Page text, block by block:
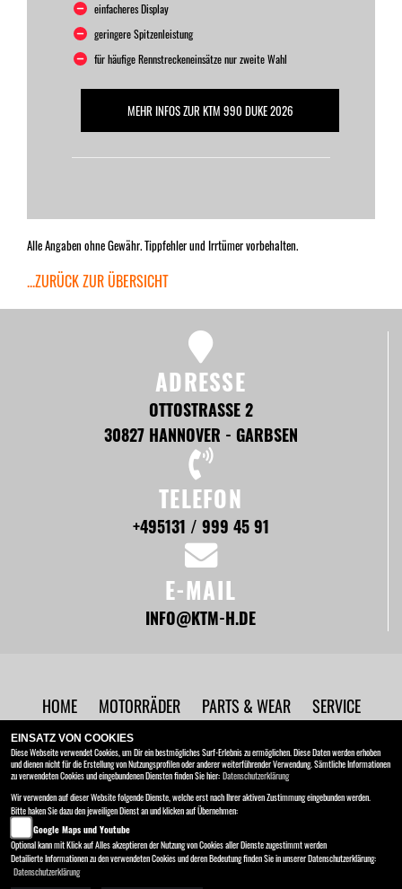
einfacheres Display
geringere Spitzenleistung
für häufige Rennstreckeneinsätze nur zweite Wahl
MEHR INFOS ZUR KTM 990 DUKE 2026
Alle Angaben ohne Gewähr. Tippfehler und Irrtümer vorbehalten.
...ZURÜCK ZUR ÜBERSICHT
ADRESSE
OTTOSTRASSE 2
30827 HANNOVER - GARBSEN
TELEFON
+495131 / 999 45 91
E-MAIL
INFO@KTM-H.DE
HOME MOTORRÄDER PARTS & WEAR
SERVICE
UNTERNEHMEN
BRC Motorrad GmbH
Ottostraße 2 , 30827 Hannover - Garbsen
Kontakt AGB
Impressum
EINSATZ VON COOKIES
Diese Webseite verwendet Cookies, um Dir ein bestmögliches Surf-Erlebnis zu ermöglichen. Diese Daten werden erhoben
und dienen nicht für die Erstellung von Nutzungsprofilen oder anderer weiterführender Verwendung. Sämtliche Informationen
zu verwendeten Cookies und eingebundenen Diensten finden Sie hier: Datenschutzerklärung
Wir verwenden auf dieser Website folgende Dienste, welche erst nach Ihrer aktiven Zustimmung eingebunden werden.
Bitte haken Sie dazu den jeweiligen Dienst an und klicken auf Übernehmen:
Google Maps und Youtube
Optional kann mit Klick auf Alles akzeptieren der Nutzung von Cookies aller Dienste zugestimmt werden
Detailierte Informationen zu den verwendeten Cookies und deren Bedeutung finden Sie in unserer Datenschutzerklärung:
Datenschutzerklärung